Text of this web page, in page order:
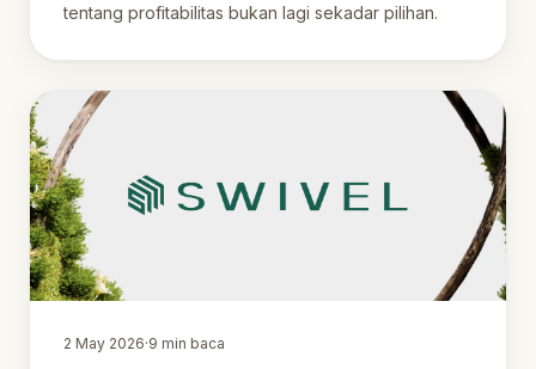
tentang profitabilitas bukan lagi sekadar pilihan.
2 May 2026·9 min baca